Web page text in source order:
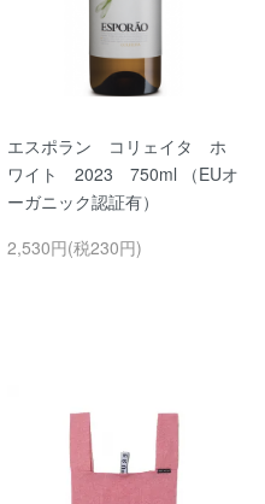
エスポラン コリェイタ ホ
ワイト 2023 750ml （EUオ
ーガニック認証有）
2,530円(税230円)